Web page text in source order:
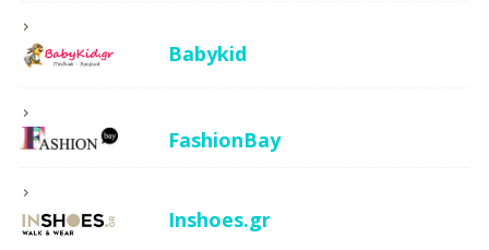
Babykid
FashionBay
Inshoes.gr